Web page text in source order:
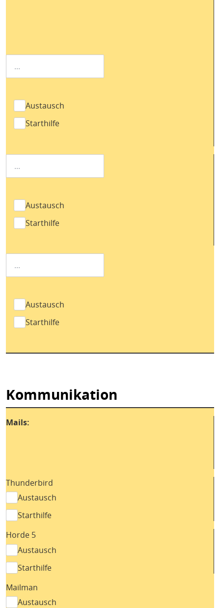
Austausch
Starthilfe
Austausch
Starthilfe
Austausch
Starthilfe
Kommunikation
Mails:
Thunderbird
Austausch
Starthilfe
Horde 5
Austausch
Starthilfe
Mailman
Austausch